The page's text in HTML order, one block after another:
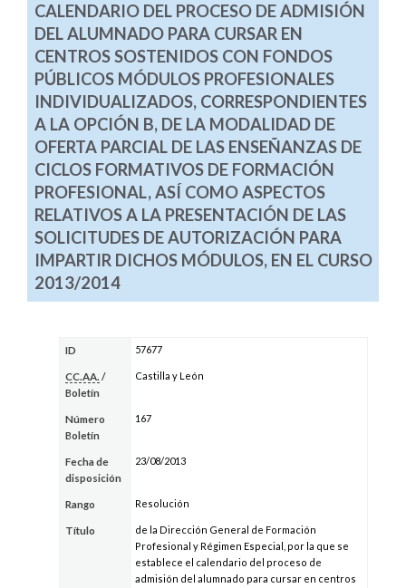
CALENDARIO DEL PROCESO DE ADMISIÓN
DEL ALUMNADO PARA CURSAR EN
CENTROS SOSTENIDOS CON FONDOS
PÚBLICOS MÓDULOS PROFESIONALES
INDIVIDUALIZADOS, CORRESPONDIENTES
A LA OPCIÓN B, DE LA MODALIDAD DE
OFERTA PARCIAL DE LAS ENSEÑANZAS DE
CICLOS FORMATIVOS DE FORMACIÓN
PROFESIONAL, ASÍ COMO ASPECTOS
RELATIVOS A LA PRESENTACIÓN DE LAS
SOLICITUDES DE AUTORIZACIÓN PARA
IMPARTIR DICHOS MÓDULOS, EN EL CURSO
2013/2014
ID 57677
CC.AA. /
Boletín
Castilla y León
Número
Boletín
167
Fecha de
disposición
23/08/2013
Rango Resolución
Título
de la Dirección General de Formación
Profesional y Régimen Especial, por la que se
establece el calendario del proceso de
admisión del alumnado para cursar en centros